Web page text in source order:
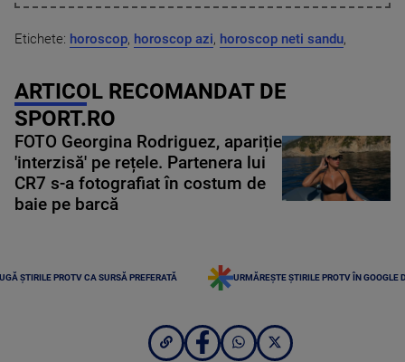
Etichete: horoscop, horoscop azi, horoscop neti sandu,
ARTICOL RECOMANDAT DE
SPORT.RO
FOTO Georgina Rodriguez, apariție
'interzisă' pe rețele. Partenera lui
CR7 s-a fotografiat în costum de
baie pe barcă
ȘTIRILE PROTV CA SURSĂ PREFERATĂ URMĂREȘTE ȘTIRILE PROTV ÎN GOOGLE